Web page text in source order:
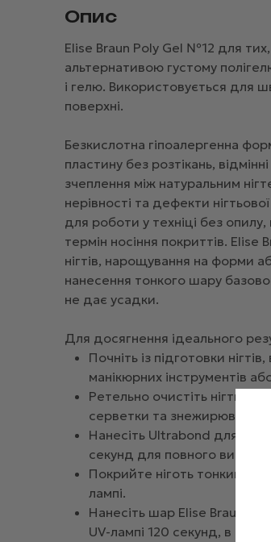
Опис
Elise Braun Poly Gel №12 для
альтернативою густому
і гелю. Використовується для
поверхні.
Безкислотна гіпоалергенна
пластину без розтікань,
зчеплення між натуральним
нерівності та дефекти
для роботи у техніці без
термін носіння покриттів.
нігтів, нарощування на форми
нанесення тонкого шару
не дає усадки.
Для досягнення ідеального
Почніть із підготовки
манікюрних інструментів
Ретельно очистіть
серветки та знежирювача.
Нанесіть Ultrabond для
секунд для повного
Покрийте ніготь тонким
лампі.
Нанесіть шар Elise Braun
UV-лампі 120 секунд, в LED-